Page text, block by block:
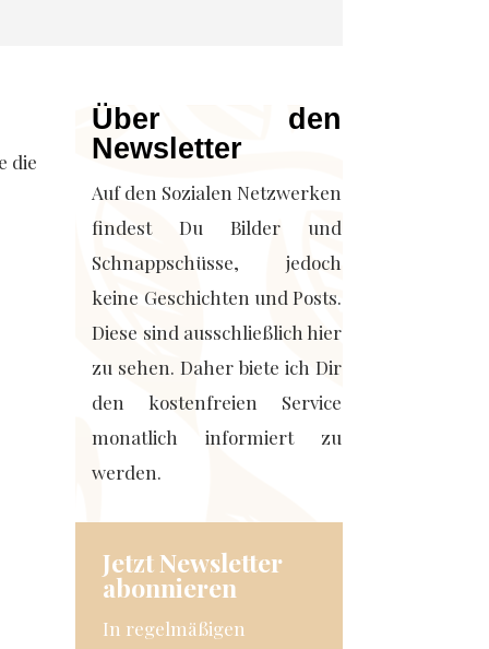
die
Über den
Newsletter
Auf den Sozialen Netzwerken
findest Du Bilder und
Schnappschüsse, jedoch
keine Geschichten und Posts.
Diese sind ausschließlich hier
zu sehen. Daher biete ich Dir
den kostenfreien Service
monatlich informiert zu
werden.
Jetzt Newsletter
abonnieren
In regelmäßigen